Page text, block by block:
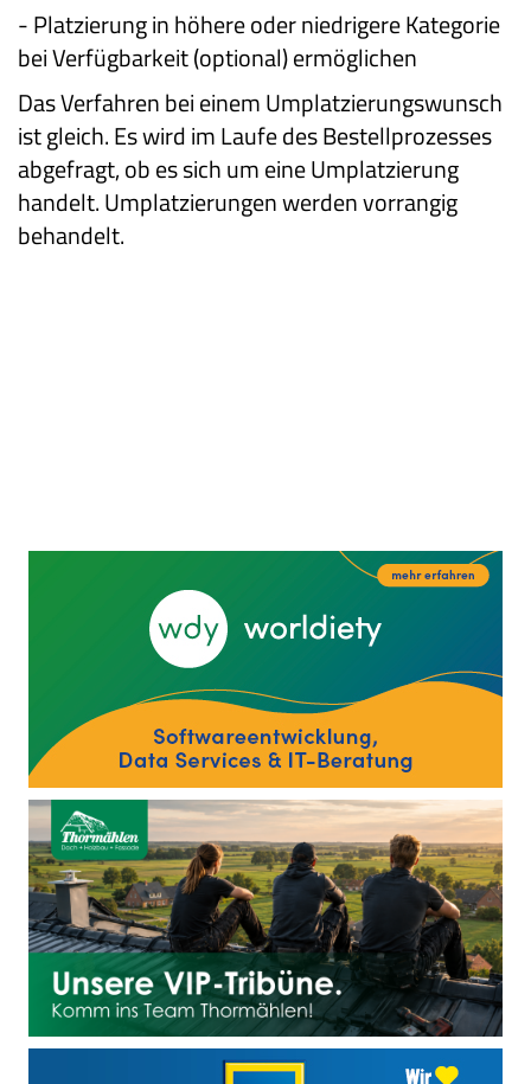
-Platzierung in höhere oder niedrigere Kategorie
bei Verfügbarkeit (optional) ermöglichen
Das Verfahren bei einem Umplatzierungswunsch
ist gleich. Es wird im Laufe des Bestellprozesses
abgefragt, ob es sich um eine Umplatzierung
handelt. Umplatzierungen werden vorrangig
behandelt.